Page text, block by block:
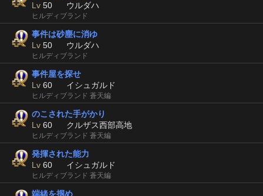
Lv 50 ウルダハ
ヒルディブランド
事件は砂塵に消ゆ
Lv 50 ウルダハ
ヒルディブランド
事件屋を探せ
Lv 60 イシュガルド
ヒルディブランド 蒼天編
のこされた手がかり
Lv 60 クルザス西部高地
ヒルディブランド 蒼天編
発揮された能力
Lv 60 イシュガルド
ヒルディブランド 蒼天編
端緒を掴め